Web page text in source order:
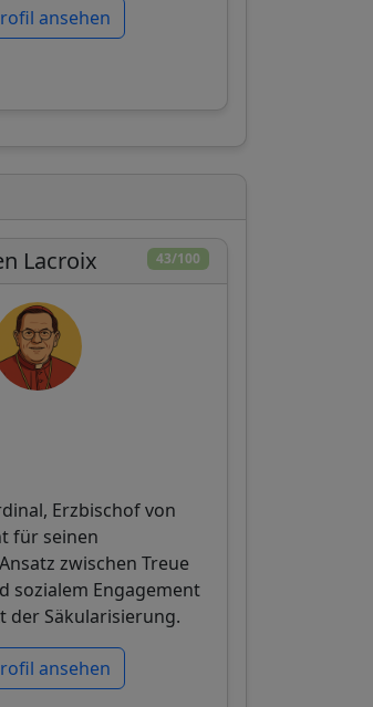
ansehen
43/100
Lacroix
Erzbischof von
für seinen
zwischen Treue
sozialem Engagement
der Säkularisierung.
ansehen